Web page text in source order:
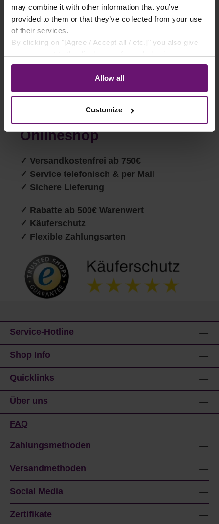
may combine it with other information that you’ve
provided to them or that they’ve collected from your use
of their services.
By clicking on "[Agree / Accept all / etc.]" you also give
store to our partner, shopware AG (Ebbinghoff 10, 48624
Schöppingen, Germany), which cannot assign this data
to you personally, but may process it for its own
Allow all
Customize
IST EIN HOCHWERTIGER, NEUTRALVER…
MEHR
Ihre Vorteile in unserem
Onlineshop
✓ Versandkostenfrei ab 750€
✓ Service telefonisch & per Mail
✓ Sichere Lieferung
✓ Rabatte ab 500€ Warenwert
✓ Käuferschutz
✓ Flexible Zahlungsarten
Service-Hotline
Shop Info
Quicklinks
Über uns
FAQ
Zahlungsmethoden
Versandmethoden
Social Media
Zertifikate